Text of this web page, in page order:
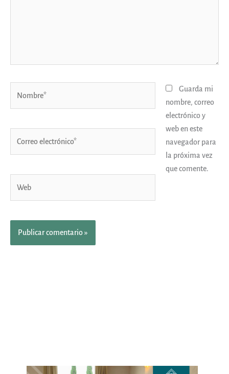
Guarda mi
nombre, correo
electrónico y
web en este
navegador para
la próxima vez
que comente.